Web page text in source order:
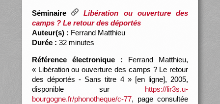
Séminaire
Libération ou ouverture des
camps ? Le retour des déportés
Auteur(s) : Ferrand Matthieu
Durée : 32 minutes
Référence électronique : Ferrand Matthieu,
« Libération ou ouverture des camps ? Le retour
des déportés - Sans titre 4 » [en ligne], 2005,
disponible sur https://lir3s.u-
bourgogne.fr/phonotheque/c-77, page consultée